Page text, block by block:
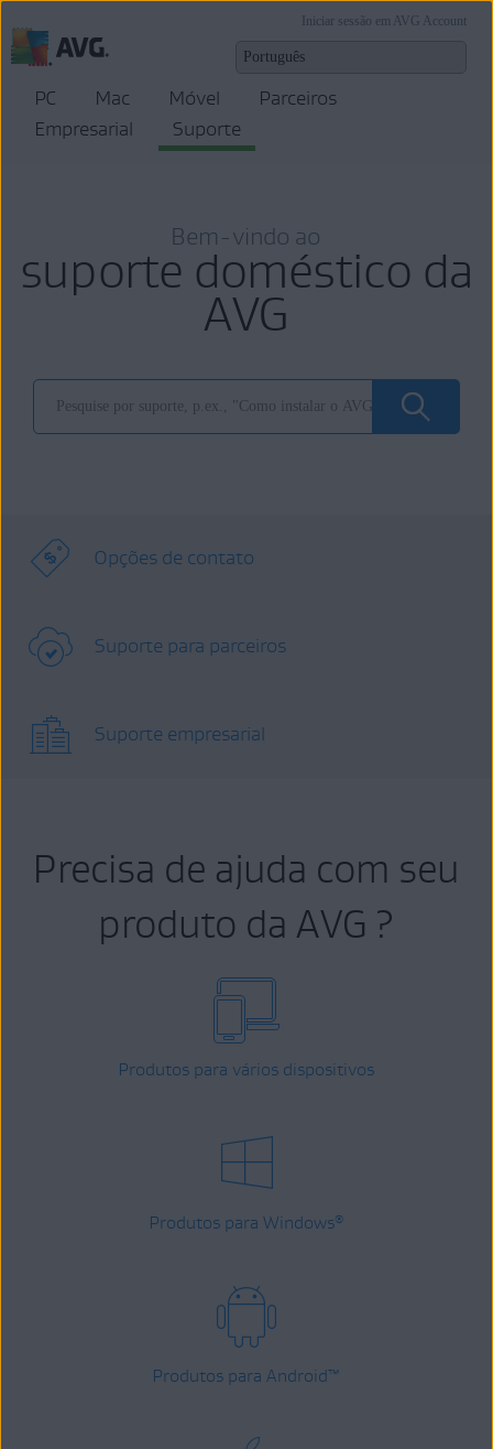
Iniciar sessão em AVG Account
PC Mac Móvel
Parceiros
Empresarial
Suporte
Bem-vindo ao
suporte doméstico da
AVG
Opções de contato
Suporte para parceiros
Suporte empresarial
Precisa de ajuda com seu
produto da AVG ?
Produtos para vários dispositivos
Produtos para Windows®
Produtos para Android™